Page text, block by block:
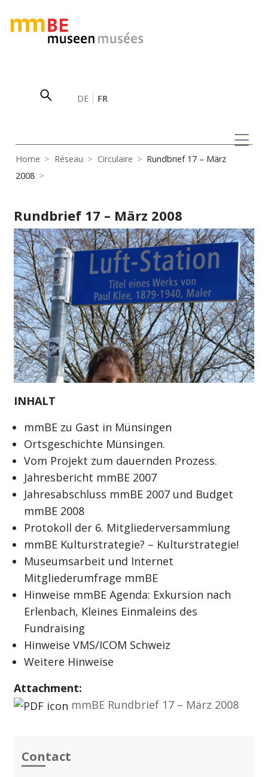
DE FR
Home Réseau Circulaire
Rundbrief 17 – März
2008
Rundbrief 17 – März 2008
INHALT
mmBE zu Gast in Münsingen
Ortsgeschichte Münsingen.
Vom Projekt zum dauernden Prozess.
Jahresbericht mmBE 2007
Jahresabschluss mmBE 2007 und Budget
mmBE 2008
Protokoll der 6. Mitgliederversammlung
mmBE Kulturstrategie? – Kulturstrategie!
Museumsarbeit und Internet
Mitgliederumfrage mmBE
Hinweise mmBE Agenda: Exkursion nach
Erlenbach, Kleines Einmaleins des
Fundraising
Hinweise VMS/ICOM Schweiz
Weitere Hinweise
Attachment:
mmBE Rundbrief 17 – März 2008
Contact